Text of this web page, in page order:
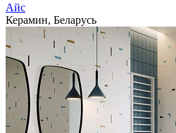
Айс
Керамин, Беларусь